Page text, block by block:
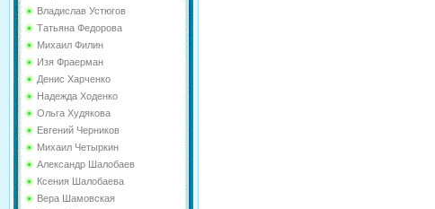
Владислав Устюгов
Татьяна Федорова
Михаил Филин
Изя Фраерман
Денис Харченко
Надежда Ходенко
Ольга Худякова
Евгений Черников
Михаил Четыркин
Александр Шалобаев
Ксения Шалобаева
Вера Шамовская